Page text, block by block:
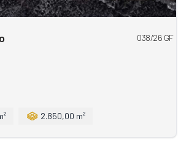
038/26 GF
2.850,00 m²